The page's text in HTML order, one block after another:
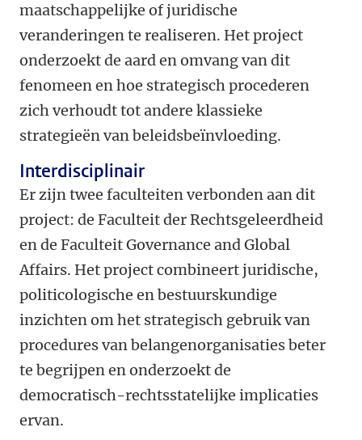
maatschappelijke of juridische
veranderingen te realiseren. Het project
onderzoekt de aard en omvang van dit
fenomeen en hoe strategisch procederen
zich verhoudt tot andere klassieke
strategieën van beleidsbeïnvloeding.
Interdisciplinair
Er zijn twee faculteiten verbonden aan dit
project: de Faculteit der Rechtsgeleerdheid
en de Faculteit Governance and Global
Affairs. Het project combineert juridische,
politicologische en bestuurskundige
inzichten om het strategisch gebruik van
procedures van belangenorganisaties beter
te begrijpen en onderzoekt de
democratisch-rechtsstatelijke implicaties
ervan.